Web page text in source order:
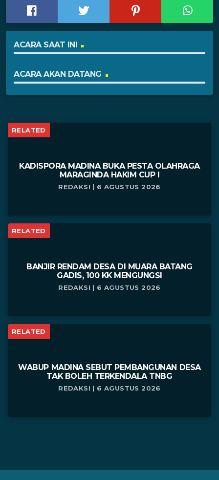
ACARA SAAT INI
ACARA AKAN DATANG
RELATED
KADISPORA MADINA BUKA PESTA OLAHRAGA
MARAGINDA HAKIM CUP I
REDAKSI | 6 AGUSTUS 2026
RELATED
BANJIR RENDAM DESA DI MUARA BATANG
GADIS, 100 KK MENGUNGSI
REDAKSI | 6 AGUSTUS 2026
RELATED
WABUP MADINA SEBUT PEMBANGUNAN DESA
TAK BOLEH TERKENDALA TNBG
REDAKSI | 6 AGUSTUS 2026